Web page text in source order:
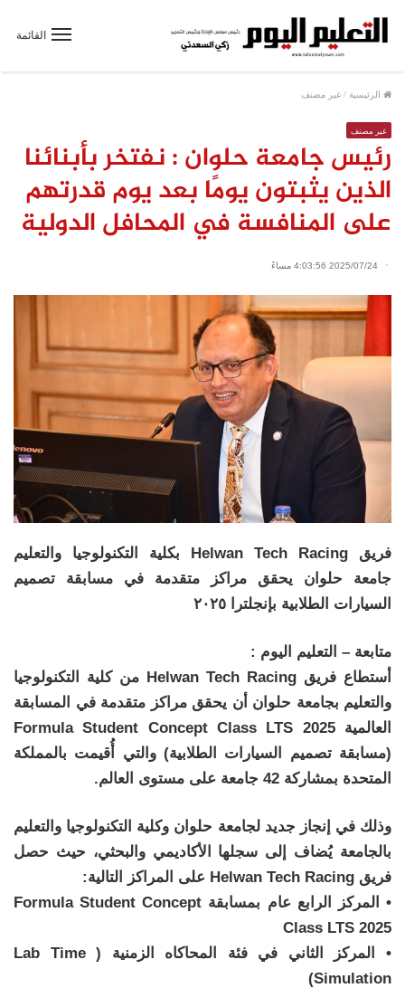
القائمة
الرئيسية / غير مصنف
غير مصنف
رئيس جامعة حلوان : نفتخر بأبنائنا
الذين يثبتون يومًا بعد يوم قدرتهم
على المنافسة في المحافل الدولية
2025/07/24 4:03:56 مساءً
فريق Helwan Tech Racing بكلية التكنولوجيا والتعليم
جامعة حلوان يحقق مراكز متقدمة في مسابقة تصميم
السيارات الطلابية بإنجلترا ٢٠٢٥
متابعة – التعليم اليوم :
أستطاع فريق Helwan Tech Racing من كلية التكنولوجيا
والتعليم بجامعة حلوان أن يحقق مراكز متقدمة في المسابقة
العالمية Formula Student Concept Class LTS 2025
(مسابقة تصميم السيارات الطلابية) والتي أُقيمت بالمملكة
المتحدة بمشاركة 42 جامعة على مستوى العالم.
وذلك في إنجاز جديد لجامعة حلوان وكلية التكنولوجيا والتعليم
بالجامعة يُضاف إلى سجلها الأكاديمي والبحثي، حيث حصل
فريق Helwan Tech Racing على المراكز التالية:
• المركز الرابع عام بمسابقة Formula Student Concept
Class LTS 2025
• المركز الثاني في فئة المحاكاه الزمنية ( Lab Time
Simulation)